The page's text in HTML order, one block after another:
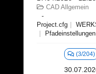
CAD Allgemein
Project.cfg
Pfadeinstellungen
(3/204)